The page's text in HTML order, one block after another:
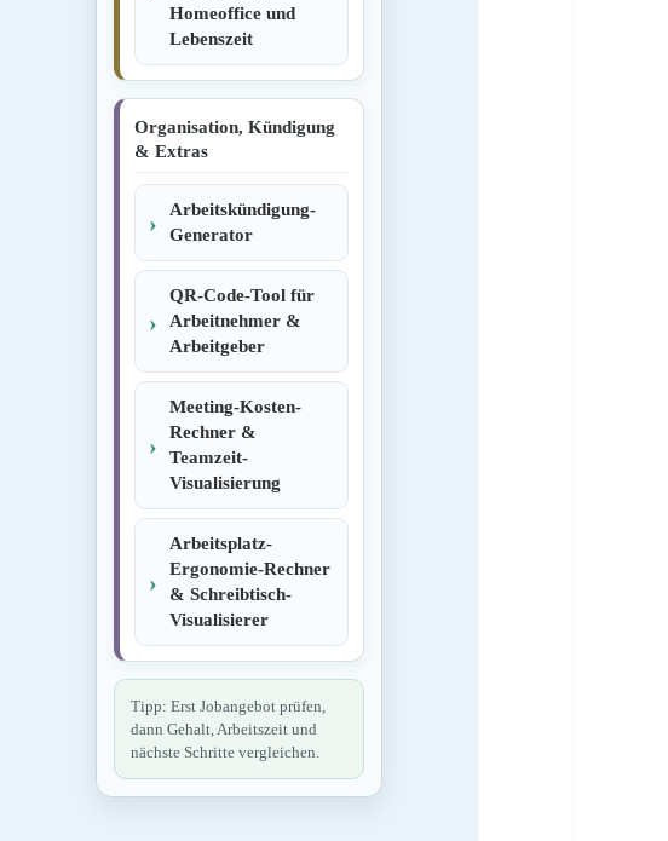
Homeoffice und
Lebenszeit
Organisation, Kündigung
& Extras
Arbeitskündigung-
Generator
QR-Code-Tool für
Arbeitnehmer &
Arbeitgeber
Meeting-Kosten-
Rechner &
Teamzeit-
Visualisierung
Arbeitsplatz-
Ergonomie-Rechner
& Schreibtisch-
Visualisierer
Tipp: Erst Jobangebot prüfen,
dann Gehalt, Arbeitszeit und
nächste Schritte vergleichen.